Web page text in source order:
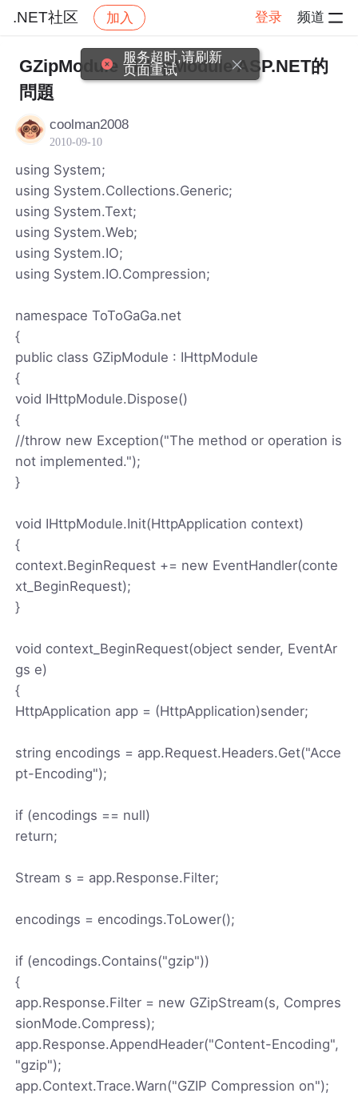
.NET社区 加入 登录 频道
社区 .NET社区 帖子详情
GZipModule : IHttpModule ASP.NET的
問題
coolman2008
2010-09-10
using System;
using System.Collections.Generic;
using System.Text;
using System.Web;
using System.IO;
using System.IO.Compression;
namespace ToToGaGa.net
{
public class GZipModule : IHttpModule
{
void IHttpModule.Dispose()
{
//throw new Exception("The method or operation is
not implemented.");
}
void IHttpModule.Init(HttpApplication context)
{
context.BeginRequest += new EventHandler(conte
xt_BeginRequest);
}
void context_BeginRequest(object sender, EventAr
gs e)
{
HttpApplication app = (HttpApplication)sender;
string encodings = app.Request.Headers.Get("Acce
pt-Encoding");
if (encodings == null)
return;
Stream s = app.Response.Filter;
encodings = encodings.ToLower();
if (encodings.Contains("gzip"))
{
app.Response.Filter = new GZipStream(s, Compres
sionMode.Compress);
app.Response.AppendHeader("Content-Encoding",
"gzip");
app.Context.Trace.Warn("GZIP Compression on");
服务超时,请刷新
页面重试